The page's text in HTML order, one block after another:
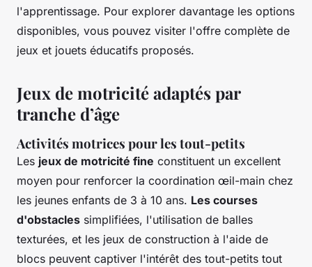
l'apprentissage. Pour explorer davantage les options
disponibles, vous pouvez visiter l'offre complète de
jeux et jouets éducatifs proposés.
Jeux de motricité adaptés par
tranche d’âge
Activités motrices pour les tout-petits
Les jeux de motricité fine constituent un excellent
moyen pour renforcer la coordination œil-main chez
les jeunes enfants de 3 à 10 ans. Les courses
d'obstacles simplifiées, l'utilisation de balles
texturées, et les jeux de construction à l'aide de
blocs peuvent captiver l'intérêt des tout-petits tout